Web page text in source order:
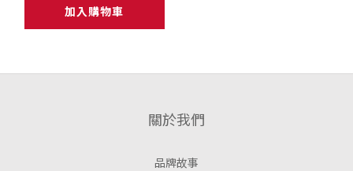
加入購物車
關於我們
品牌故事